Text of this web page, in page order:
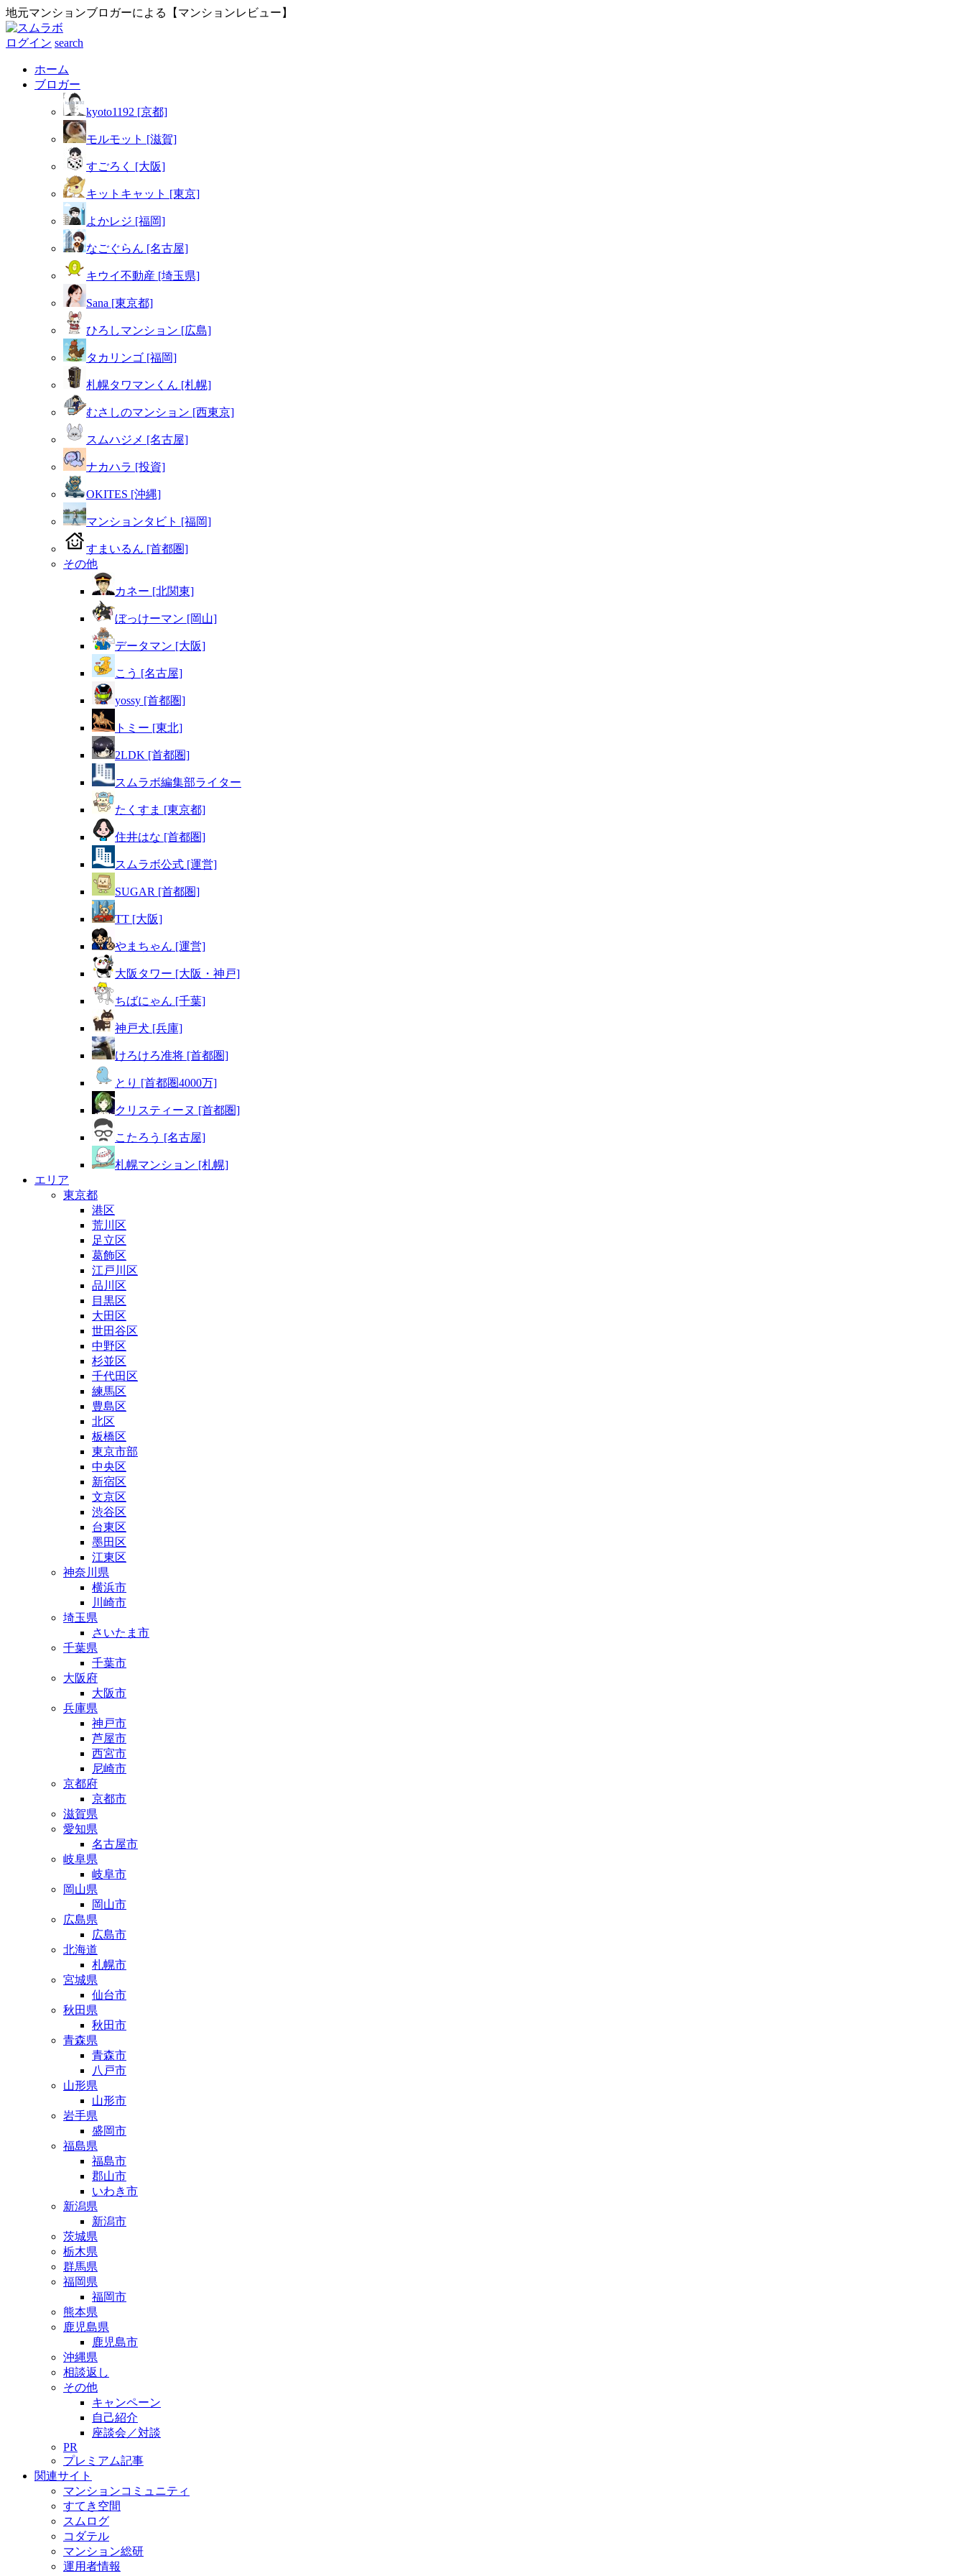
地元マンションブロガーによる【マンションレビュー】
ログイン search
ホーム
ブロガー
kyoto1192 [京都]
モルモット [滋賀]
すごろく [大阪]
キットキャット [東京]
よかレジ [福岡]
なごぐらん [名古屋]
キウイ不動産 [埼玉県]
Sana [東京都]
ひろしマンション [広島]
タカリンゴ [福岡]
札幌タワマンくん [札幌]
むさしのマンション [西東京]
スムハジメ [名古屋]
ナカハラ [投資]
OKITES [沖縄]
マンションタビト [福岡]
すまいるん [首都圏]
その他
カネー [北関東]
ぼっけーマン [岡山]
データマン [大阪]
こう [名古屋]
yossy [首都圏]
トミー [東北]
2LDK [首都圏]
スムラボ編集部ライター
たくすま [東京都]
住井はな [首都圏]
スムラボ公式 [運営]
SUGAR [首都圏]
TT [大阪]
やまちゃん [運営]
大阪タワー [大阪・神戸]
ちばにゃん [千葉]
神戸犬 [兵庫]
けろけろ准将 [首都圏]
とり [首都圏4000万]
クリスティーヌ [首都圏]
こたろう [名古屋]
札幌マンション [札幌]
エリア
東京都
港区
荒川区
足立区
葛飾区
江戸川区
品川区
目黒区
大田区
世田谷区
中野区
杉並区
千代田区
練馬区
豊島区
北区
板橋区
東京市部
中央区
新宿区
文京区
渋谷区
台東区
墨田区
江東区
神奈川県
横浜市
川崎市
埼玉県
さいたま市
千葉県
千葉市
大阪府
大阪市
兵庫県
神戸市
芦屋市
西宮市
尼崎市
京都府
京都市
滋賀県
愛知県
名古屋市
岐阜県
岐阜市
岡山県
岡山市
広島県
広島市
北海道
札幌市
宮城県
仙台市
秋田県
秋田市
青森県
青森市
八戸市
山形県
山形市
岩手県
盛岡市
福島県
福島市
郡山市
いわき市
新潟県
新潟市
茨城県
栃木県
群馬県
福岡県
福岡市
熊本県
鹿児島県
鹿児島市
沖縄県
相談返し
その他
キャンペーン
自己紹介
座談会／対談
PR
プレミアム記事
関連サイト
マンションコミュニティ
すてき空間
スムログ
コダテル
マンション総研
運用者情報